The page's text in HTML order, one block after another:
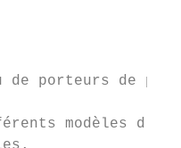
de porteurs de
modèles